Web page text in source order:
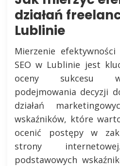
działań
Lublinie
Mierzenie efektywności
SEO w Lublinie jest
oceny sukcesu
podejmowania decyzji
działań
wskaźników, które
ocenić postępy w
strony
podstawowych